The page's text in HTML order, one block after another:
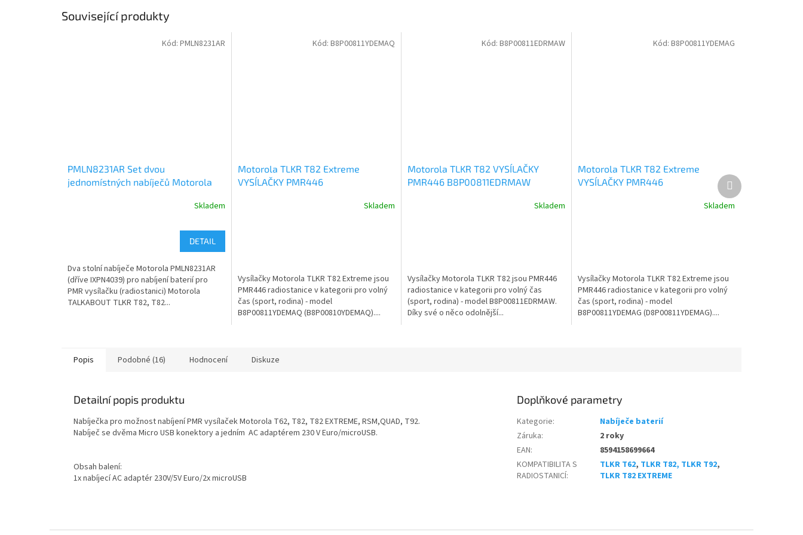
Související produkty
PMLN8231AR Set dvou
jednomístných nabíječů Motorola
Skladem
DETAIL
Dva stolní nabíječe Motorola PMLN8231AR
(dříve IXPN4039) pro nabíjení baterií pro
PMR vysílačku (radiostanici) Motorola
TALKABOUT TLKR T82, T82...
Kód: PMLN8231AR
Motorola TLKR T82 Extreme
VYSÍLAČKY PMR446
Skladem
Vysílačky Motorola TLKR T82 Extreme jsou
PMR446 radiostanice v kategorii pro volný
čas (sport, rodina) - model
B8P00811YDEMAQ (B8P00810YDEMAQ)....
Kód: B8P00811YDEMAQ
Motorola TLKR T82 VYSÍLAČKY
PMR446 B8P00811EDRMAW
Skladem
Vysílačky Motorola TLKR T82 jsou PMR446
radiostanice v kategorii pro volný čas
(sport, rodina) - model B8P00811EDRMAW.
Díky své o něco odolnější...
Kód: B8P00811EDRMAW
Motorola TLKR T82 Extreme
VYSÍLAČKY PMR446
Skladem
Vysílačky Motorola TLKR T82 Extreme jsou
PMR446 radiostanice v kategorii pro volný
čas (sport, rodina) - model
B8P00811YDEMAG (D8P00811YDEMAG)....
Kód: B8P00811YDEMAG
Další
produkt
Popis Podobné (16) Hodnocení Diskuze
Detailní popis produktu
Nabíječka pro možnost nabíjení PMR vysílaček Motorola T62, T82, T82 EXTREME, RSM,QUAD, T92.
Nabíječ se dvěma Micro USB konektory a jedním AC adaptérem 230 V Euro/microUSB.
Obsah balení:
1x nabíjecí AC adaptér 230V/5V Euro/2x microUSB
Doplňkové parametry
Kategorie:
Nabíječe baterií
Záruka:
2 roky
EAN:
8594158699664
KOMPATIBILITA S
RADIOSTANICÍ:
TLKR T62, TLKR T82, TLKR T92,
TLKR T82 EXTREME